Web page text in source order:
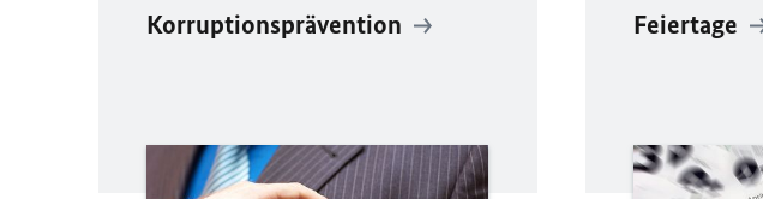
Korruptionsprävention Feiertage